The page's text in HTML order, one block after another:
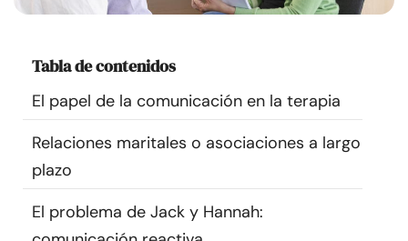
Cursos
Recursos
Comunidad
Encuentra un terapeuta
Idioma
Tabla de contenidos
El papel de la comunicación en la terapia
Relaciones maritales o asociaciones a largo
plazo
El problema de Jack y Hannah: